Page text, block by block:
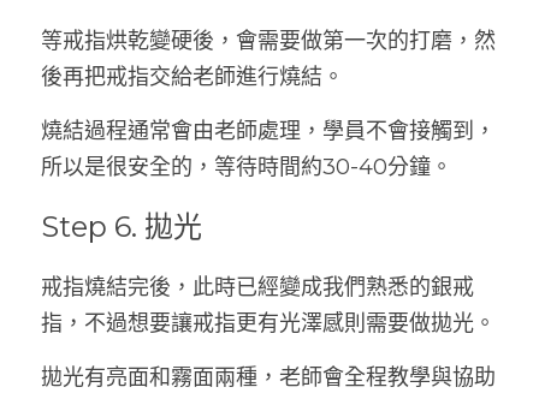
等戒指烘乾變硬後，會需要做第一次的打磨，然
後再把戒指交給老師進行燒結。
燒結過程通常會由老師處理，學員不會接觸到，
所以是很安全的，等待時間約30-40分鐘。
Step 6. 拋光
戒指燒結完後，此時已經變成我們熟悉的銀戒
指，不過想要讓戒指更有光澤感則需要做拋光。
拋光有亮面和霧面兩種，老師會全程教學與協助